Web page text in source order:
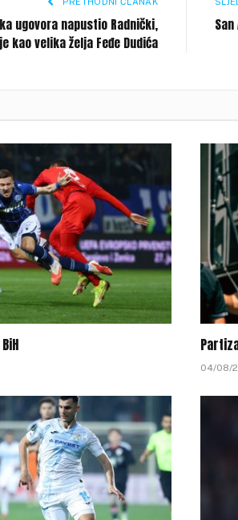
ugovora napustio Radnički,
kao velika želja Feđe Dudića
04/08/